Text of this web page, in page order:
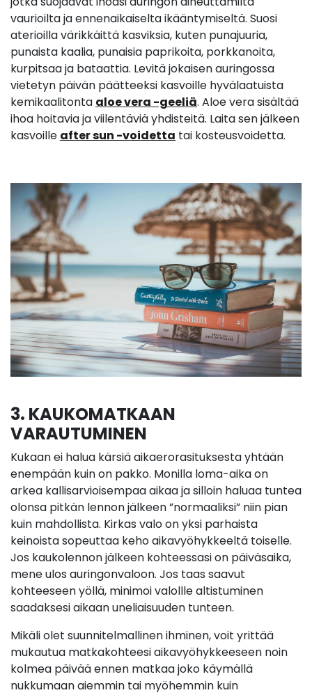
vaurioilta ja ennenaikaiselta ikääntymiseltä. Suosi
aterioilla värikkäittä kasviksia, kuten punajuuria,
punaista kaalia, punaisia paprikoita, porkkanoita,
kurpitsaa ja bataattia. Levitä jokaisen auringossa
vietetyn päivän päätteeksi kasvoille hyvälaatuista
kemikaalitonta aloe vera -geeliä. Aloe vera sisältää
ihoa hoitavia ja viilentäviä yhdisteitä. Laita sen jälkeen
kasvoille after sun -voidetta tai kosteusvoidetta.
3. KAUKOMATKAAN
VARAUTUMINEN
Kukaan ei halua kärsiä aikaerorasituksesta yhtään
enempään kuin on pakko. Monilla loma-aika on
arkea kallisarvioisempaa aikaa ja silloin haluaa tuntea
olonsa pitkän lennon jälkeen ”normaaliksi” niin pian
kuin mahdollista. Kirkas valo on yksi parhaista
keinoista sopeuttaa keho aikavyöhykkeeltä toiselle.
Jos kaukolennon jälkeen kohteessasi on päiväsaika,
mene ulos auringonvaloon. Jos taas saavut
kohteeseen yöllä, minimoi valollle altistuminen
saadaksesi aikaan uneliaisuuden tunteen.
Mikäli olet suunnitelmallinen ihminen, voit yrittää
mukautua matkakohteesi aikavyöhykkeeseen noin
kolmea päivää ennen matkaa joko käymällä
nukkumaan aiemmin tai myöhemmin kuin